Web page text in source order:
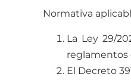
Normativa
La Ley 29/
reglamentos
El Decreto